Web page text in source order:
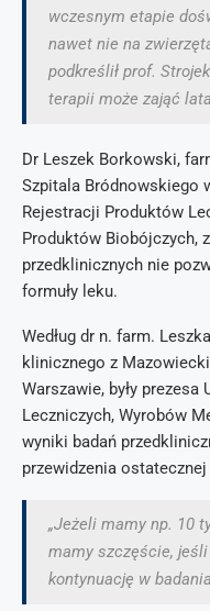
wczesnym etapie
nawet nie na
podkreślił prof.
terapii może zająć
Dr Leszek Borkowski,
Szpitala Bródnowskiego
Rejestracji Produktów
Produktów Biobójczych,
przedklinicznych nie
formuły leku.
Według dr n. farm.
klinicznego z
Warszawie, były
Leczniczych, Wyrobów
wyniki badań
przewidzenia ostatecznej
„Jeżeli mamy np. 10
mamy szczęście,
kontynuację w